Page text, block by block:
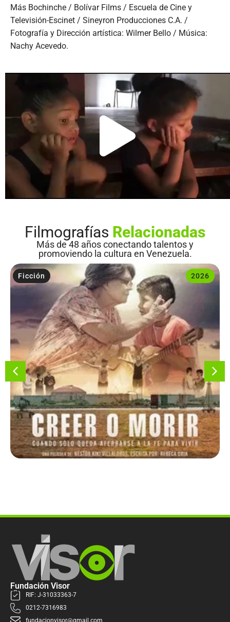
Más Bochinche / Bolívar Films / Escuela de Cine y
Televisión-Escinet / Sineyron Producciones C.A. /
Fotografía y Dirección artística: Wilmer Bello / Música:
Nachy Acevedo.
Filmografías Relacionadas
Más de 48 años conectando talentos y
promoviendo la cultura en Venezuela.
2026
Ficción
Fundación Visor
RIF: J-31033363-7
0212-7316983
fundacionvisor@gmail.com